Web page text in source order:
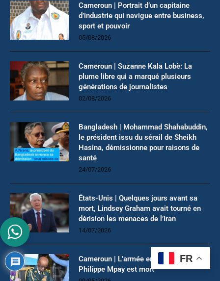
Cameroun | Portrait d’un capitaine
d’industrie qui navigue entre business,
sport et pouvoir
05/08/2026
Cameroun | Suzanne Kala Lobè: La
plume libre qui a marqué plusieurs
générations de journalistes
02/08/2026
Bangladesh | Mohammad Shahabuddin,
le président issu du sérail de Sheikh
Hasina, démissionne pour raisons de
santé
24/07/2026
États-Unis | Quelques jours avant sa
mort, Lindsey Graham avait tourné en
dérision les menaces de l’Iran
14/07/2026
Cameroun | L’armée en deuil: Le Général
Philippe Mpay est mort
FR